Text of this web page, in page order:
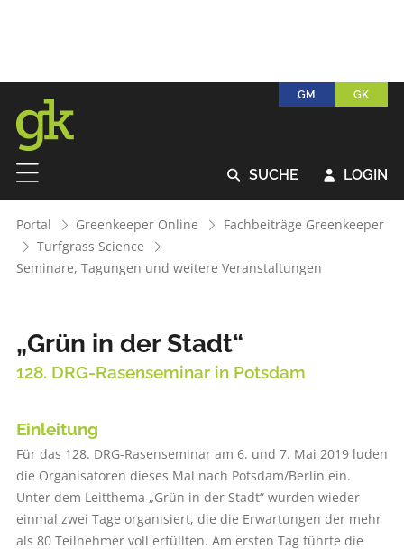
GM GK
 SUCHE  LOGIN
Portal Greenkeeper Online
Fachbeiträge Greenkeeper
Turfgrass Science
Seminare, Tagungen und weitere Veranstaltungen
„Grün in der Stadt“
128. DRG-Rasenseminar in Potsdam
Einleitung
Für das 128. DRG-Rasenseminar am 6. und 7. Mai 2019 luden
die Organisatoren dieses Mal nach Potsdam/Berlin ein.
Unter dem Leitthema „Grün in der Stadt“ wurden wieder
einmal zwei Tage organisiert, die die Erwartungen der mehr
als 80 Teilnehmer voll erfüllten. Am ersten Tag führte die